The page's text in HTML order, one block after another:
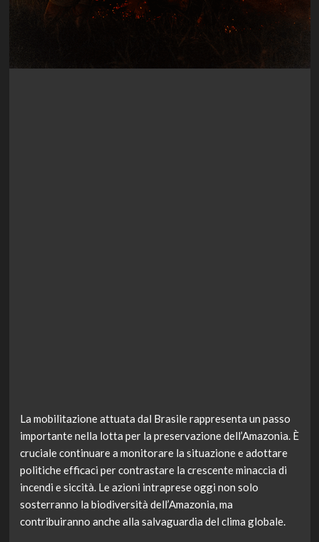
La mobilitazione attuata dal Brasile rappresenta un passo
importante nella lotta per la preservazione dell’Amazonia. È
cruciale continuare a monitorare la situazione e adottare
politiche efficaci per contrastare la crescente minaccia di
incendi e siccità. Le azioni intraprese oggi non solo
sosterranno la biodiversità dell’Amazonia, ma
contribuiranno anche alla salvaguardia del clima globale.